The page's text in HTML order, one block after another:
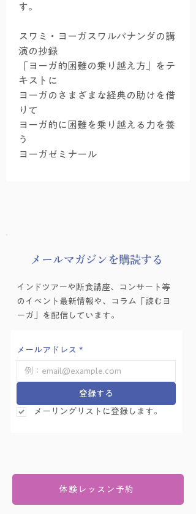
す。
スワミ・ヨーガスワルパナンダの講
演の抄録
「ヨーガ的困難の乗り越え方」をテ
キストに
ヨーガのさまざまな経典の助けを借
りて
ヨーガ的に困難を乗り越える力を養
う
ヨーガゼミナール
​メールマガジンを購読する
インドツアーや断食講座、コンサート等
のイベント最新情報や、コラム「読むヨ
ーガ」を配信しています。
メールアドレス *
登録する
メーリングリストに登録します。
体験レッスン予約